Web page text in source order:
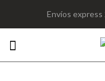
Envíos